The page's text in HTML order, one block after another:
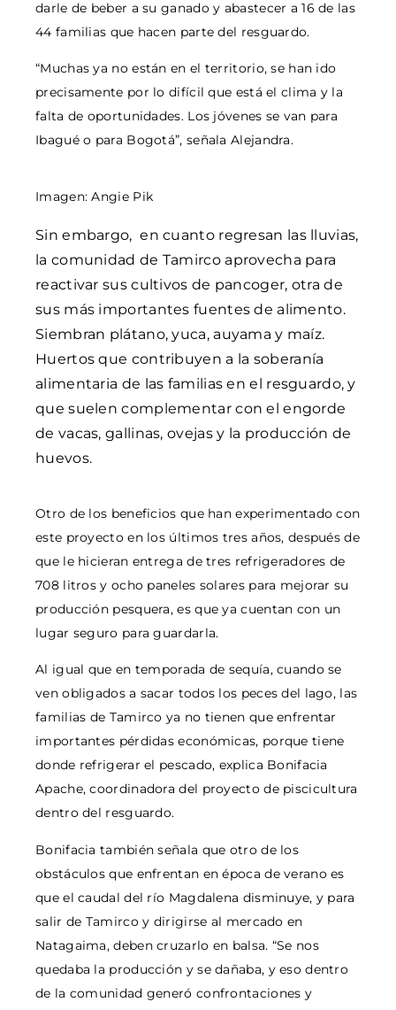
darle de beber a su ganado y abastecer a 16 de las
44 familias que hacen parte del resguardo.
“Muchas ya no están en el territorio, se han ido
precisamente por lo difícil que está el clima y la
falta de oportunidades. Los jóvenes se van para
Ibagué o para Bogotá”, señala Alejandra.
Imagen: Angie Pik
Sin embargo, en cuanto regresan las lluvias,
la comunidad de Tamirco aprovecha para
reactivar sus cultivos de pancoger, otra de
sus más importantes fuentes de alimento.
Siembran plátano, yuca, auyama y maíz.
Huertos que contribuyen a la soberanía
alimentaria de las familias en el resguardo, y
que suelen complementar con el engorde
de vacas, gallinas, ovejas y la producción de
huevos.
Otro de los beneficios que han experimentado con
este proyecto en los últimos tres años, después de
que le hicieran entrega de tres refrigeradores de
708 litros y ocho paneles solares para mejorar su
producción pesquera, es que ya cuentan con un
lugar seguro para guardarla.
Al igual que en temporada de sequía, cuando se
ven obligados a sacar todos los peces del lago, las
familias de Tamirco ya no tienen que enfrentar
importantes pérdidas económicas, porque tiene
donde refrigerar el pescado, explica Bonifacia
Apache, coordinadora del proyecto de piscicultura
dentro del resguardo.
Bonifacia también señala que otro de los
obstáculos que enfrentan en época de verano es
que el caudal del río Magdalena disminuye, y para
salir de Tamirco y dirigirse al mercado en
Natagaima, deben cruzarlo en balsa. “Se nos
quedaba la producción y se dañaba, y eso dentro
de la comunidad generó confrontaciones y